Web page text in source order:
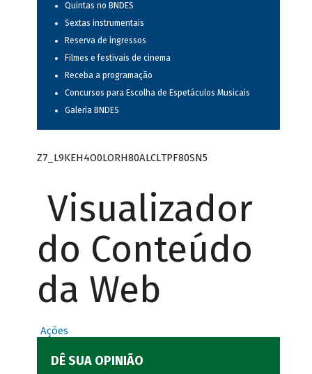
Quintas no BNDES
Sextas instrumentais
Reserva de ingressos
Filmes e festivais de cinema
Receba a programação
Concursos para Escolha de Espetáculos Musicais
Galeria BNDES
Z7_L9KEH4O0LORH80ALCLTPF80SN5
Visualizador
do Conteúdo
da Web
Ações
DÊ SUA OPINIÃO